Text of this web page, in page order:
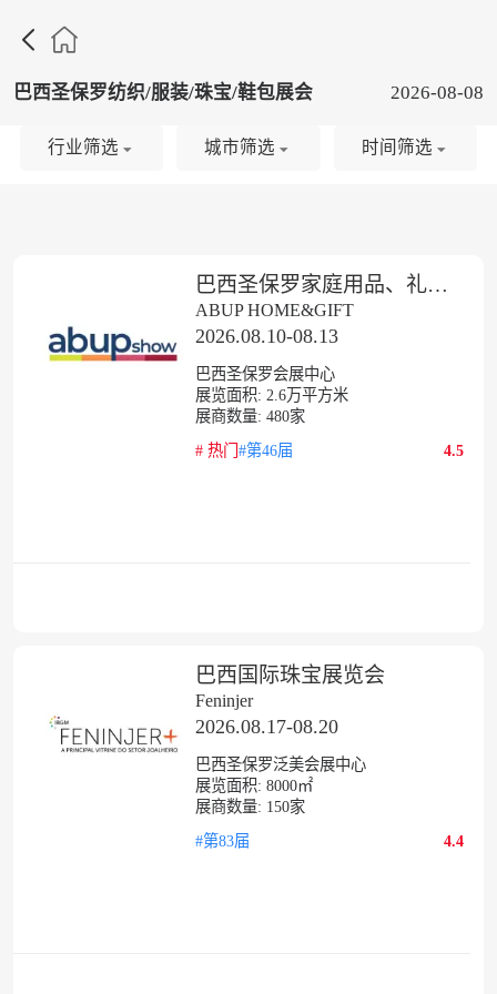

巴西圣保罗纺织/服装/珠宝/鞋包展会 2026-08-08
巴西圣保罗家庭用品、礼品及家纺展秋季
ABUP HOME&GIFT
2026.08.10-08.13
巴西圣保罗会展中心
展览面积: 2.6万平方米
展商数量: 480家
# 热门 #第46届 4.5
巴西国际珠宝展览会
Feninjer
2026.08.17-08.20
巴西圣保罗泛美会展中心
展览面积: 8000㎡
展商数量: 150家
#第83届
4.4
行业筛选 城市筛选 时间筛选